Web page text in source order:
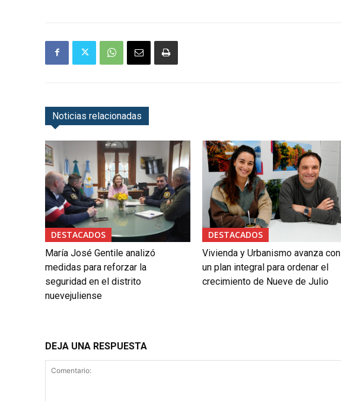
Noticias relacionadas
DESTACADOS
María José Gentile analizó
medidas para reforzar la
seguridad en el distrito
nuevejuliense
DESTACADOS
Vivienda y Urbanismo avanza con
un plan integral para ordenar el
crecimiento de Nueve de Julio
DEJA UNA RESPUESTA